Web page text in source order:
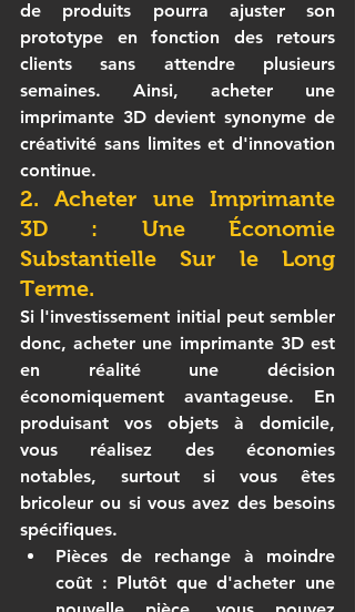
de produits pourra ajuster son
prototype en fonction des retours
clients sans attendre plusieurs
semaines. Ainsi, acheter une
imprimante 3D devient synonyme de
créativité sans limites et d'innovation
continue.
2. Acheter une Imprimante
3D : Une Économie
Substantielle Sur le Long
Terme.
Si l'investissement initial peut sembler
donc, acheter une imprimante 3D est
en réalité une décision
économiquement avantageuse. En
produisant vos objets à domicile,
vous réalisez des économies
notables, surtout si vous êtes
bricoleur ou si vous avez des besoins
spécifiques.
Pièces de rechange à moindre
coût : Plutôt que d'acheter une